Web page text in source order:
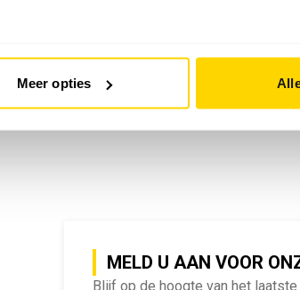
Meer opties
MELD U AAN VOOR
Blijf op de hoogte van het